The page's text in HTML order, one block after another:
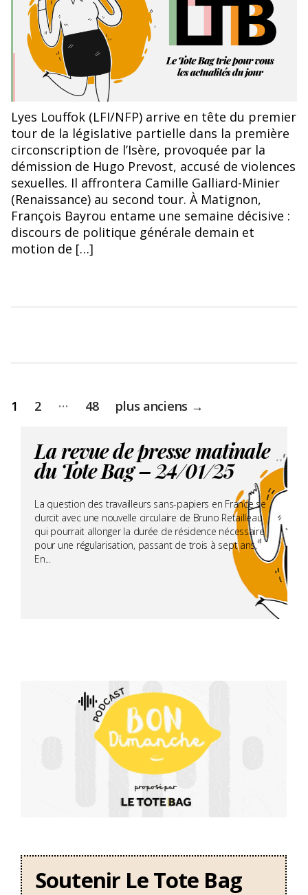
Lyes Louffok (LFI/NFP) arrive en tête du premier
tour de la législative partielle dans la première
circonscription de l’Isère, provoquée par la
démission de Hugo Prevost, accusé de violences
sexuelles. Il affrontera Camille Galliard-Minier
(Renaissance) au second tour. À Matignon,
François Bayrou entame une semaine décisive :
discours de politique générale demain et
motion de […]
Pagination
des
publications
1 2 … 48 plus anciens →
La revue de presse matinale
du Tote Bag – 24/01/25
La question des travailleurs sans-papiers en France se
durcit avec une nouvelle circulaire de Bruno Retailleau
qui pourrait allonger la durée de résidence nécessaire
pour une régularisation, passant de trois à sept ans.
En...
Soutenir Le Tote Bag